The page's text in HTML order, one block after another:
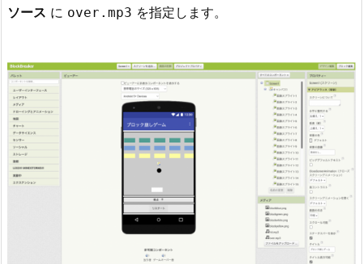
ソース に over.mp3 を指定します。